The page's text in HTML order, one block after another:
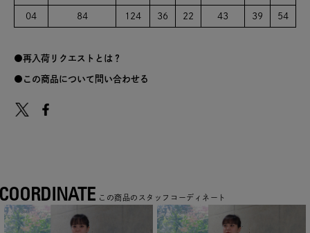
04 84 124 36 22 43 39 54
再入荷リクエストとは？
この商品について問い合わせる
この商品のスタッフコーディネート